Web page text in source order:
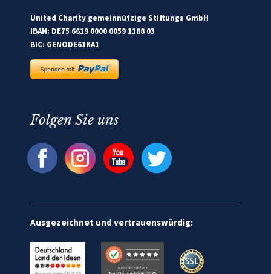
United Charity gemeinnützige Stiftungs GmbH
IBAN: DE75 6619 0000 0059 1188 03
BIC: GENODE61KA1
Folgen Sie uns
Ausgezeichnet und vertrauenswürdig: